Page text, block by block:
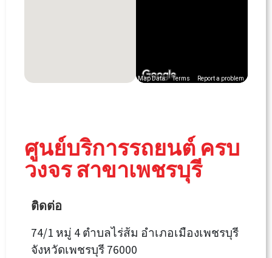
Map Data Terms Report a problem
ศูนย์บริการรถยนต์ ครบ
วงจร สาขาเพชรบุรี
ติดต่อ
74/1 หมู่ 4 ตำบลไร่ส้ม อำเภอเมืองเพชรบุรี
จังหวัดเพชรบุรี 76000